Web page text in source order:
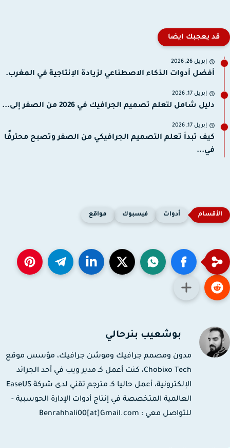
قد يعجبك ايضا
إبريل 26, 2026
أفضل أدوات الذكاء الاصطناعي لزيادة الإنتاجية في المغرب.
إبريل 17, 2026
دليل شامل لتعلم تصميم الجرافيك في 2026 من الصفر إلى...
إبريل 17, 2026
كيف تبدأ تعلم التصميم الجرافيكي من الصفر وتصبح محترفًا
في...
أدوات فيسبوك مواقع
بوشعيب بنرحالي
مدون ومصمم جرافيك وموشن جرافيك، مؤسس موقع
Chobixo Tech، كنت أعمل كـ مدير ويب في أحد الجرائد
الإلكترونية، أعمل حاليا كـ مترجم تقني لدى شركة EaseUS
العالمية المتخصصة في إنتاج أدوات الإدارة الحوسبية -
للتواصل معي : Benrahhali00[at]Gmail.com